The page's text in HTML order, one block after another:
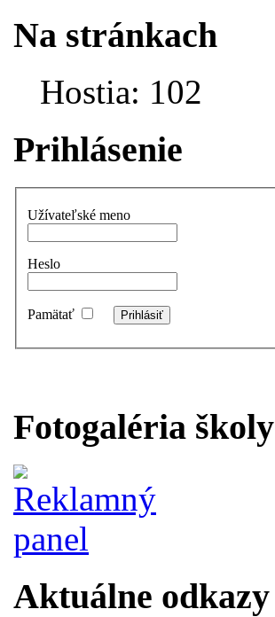
Na stránkach
Hostia: 102
Prihlásenie
Užívateľské meno
Heslo
Pamätať
Fotogaléria školy
Aktuálne odkazy